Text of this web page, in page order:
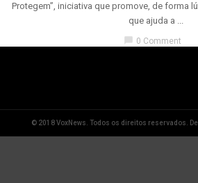
Protegem”, iniciativa que promove, de forma
que ajuda a ...
chat_bubble 0 Comment
© 2018 VoxNews. Todos os direitos reservados.